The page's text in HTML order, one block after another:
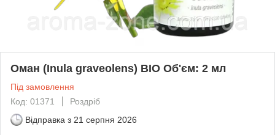
Оман (Inula graveolens) BIO Об'єм: 2 мл
Під замовлення
Код: 01371
Роздріб
Відправка з 21 серпня 2026